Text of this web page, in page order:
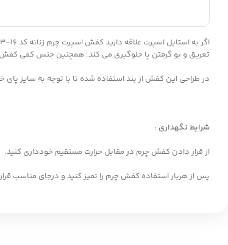
اگر به استایل اسپرت علاقه دارید کفش اسپرت چرم زنانه کد mrc113-16 مناسب شماست. جنس کفش اسپرت چرم گاوی است که بسیار با کیفیت و بادوام است، آستر
تعریق و بو گرفتن پا جلوگیری می کند. همچنین جنس کفی کفش
در طراحی این کفش از بند استفاده شده تا با توجه به سایز پای
شرایط نگهداری :
از قرار دادن کفش چرم در مقابل حرارت مستقیم خودداری کنید.
پس از هربار استفاده کفش چرم را تمیز کنید و درجای مناسب